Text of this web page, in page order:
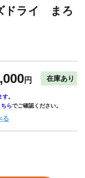
ドライ まろ
円 在庫あり
。
ちらでご確認ください。
る